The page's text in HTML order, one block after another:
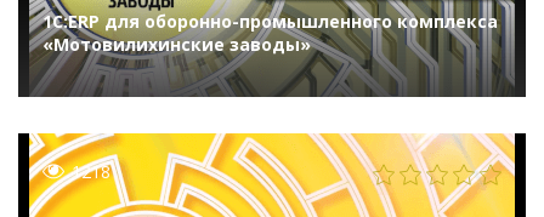
1С:ERP для оборонно-промышленного комплекса
«Мотовилихинские заводы»
1218